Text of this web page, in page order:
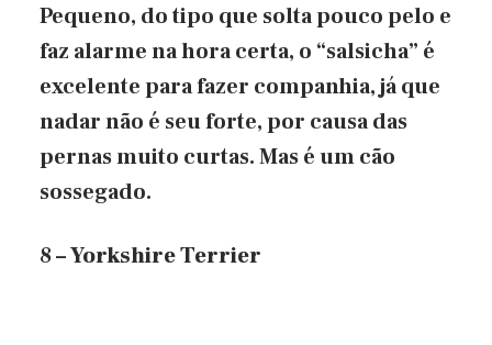
Pequeno, do tipo que solta pouco pelo e
faz alarme na hora certa, o “salsicha” é
excelente para fazer companhia, já que
nadar não é seu forte, por causa das
pernas muito curtas. Mas é um cão
sossegado.
8 – Yorkshire Terrier